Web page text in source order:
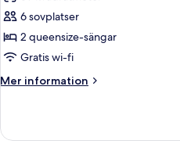
för
Rum
-
2
queensize-
6 sovplatser
2 queensize-sängar
Gratis wi-fi
Mer information
Mer
-